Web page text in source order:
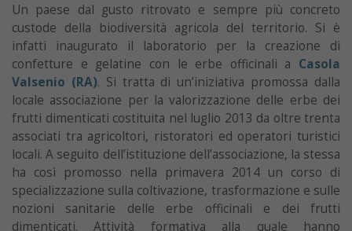
Un paese dal gusto ritrovato e sempre più concreto
custode della biodiversità agricola del territorio. Si è
infatti inaugurato il laboratorio per la creazione di
confetture e gelatine con le erbe officinali a Casola
Valsenio (RA). Si tratta di un’iniziativa promossa dalla
locale associazione per la valorizzazione delle erbe dei
frutti dimenticati costituita nel luglio 2013 da oltre trenta
associati tra agricoltori, ristoratori ed operatori turistici
locali. A seguito dell’istituzione dell’associazione, la stessa
ha così promosso nella primavera 2014 un corso di
specializzazione sulla coltivazione, trasformazione e sulle
nozioni sanitarie delle erbe officinali e dei frutti
dimenticati. Attività formativa alla quale hanno